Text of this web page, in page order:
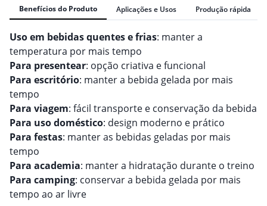
Benefícios do Produto Aplicações e Usos Produção rápida
Uso em bebidas quentes e frias: manter a
temperatura por mais tempo
Para presentear: opção criativa e funcional
Para escritório: manter a bebida gelada por mais
tempo
Para viagem: fácil transporte e conservação da bebida
Para uso doméstico: design moderno e prático
Para festas: manter as bebidas geladas por mais
tempo
Para academia: manter a hidratação durante o treino
Para camping: conservar a bebida gelada por mais
tempo ao ar livre